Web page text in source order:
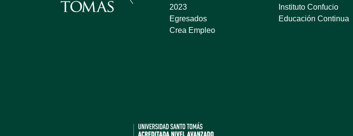
2023
Egresados
Crea Empleo
Instituto Confucio
Educación Continua